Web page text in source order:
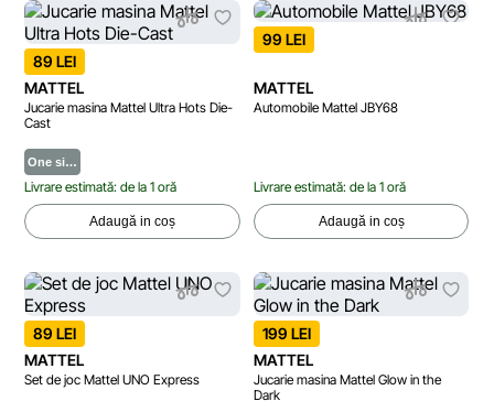
89 LEI
MATTEL
Jucarie masina Mattel Ultra Hots Die-
Cast
One si…
Livrare estimată: de la 1 oră
Adaugă in coș
99 LEI
MATTEL
Automobile Mattel JBY68
Livrare estimată: de la 1 oră
Adaugă in coș
89 LEI
MATTEL
Set de joc Mattel UNO Express
199 LEI
MATTEL
Jucarie masina Mattel Glow in the
Dark